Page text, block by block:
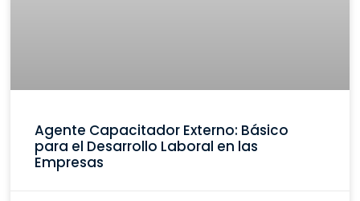
Agente Capacitador Externo: Básico
para el Desarrollo Laboral en las
Empresas